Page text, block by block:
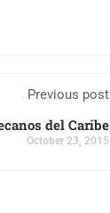
Previous post
del Caribe
October 23, 2015